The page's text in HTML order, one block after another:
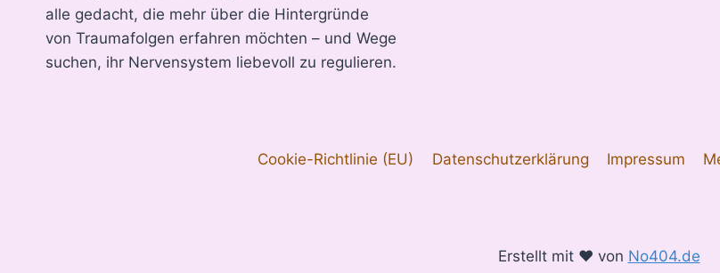
alle gedacht, die mehr über die Hintergründe
von Traumafolgen erfahren möchten – und Wege
suchen, ihr Nervensystem liebevoll zu regulieren.
Cookie-Richtlinie (EU) Datenschutzerklärung Impressum
Erstellt mit ♥ von No404.de